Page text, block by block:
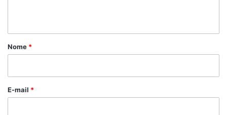
r
*
Nome *
E-mail *